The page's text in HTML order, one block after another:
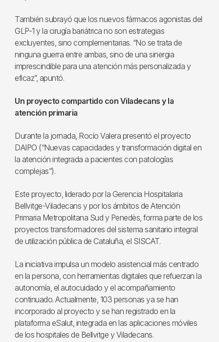
También subrayó que los nuevos fármacos agonistas del
GLP-1 y la cirugía bariátrica no son estrategias
excluyentes, sino complementarias. “No se trata de
ninguna guerra entre ambas, sino de una sinergia
imprescindible para una atención más personalizada y
eficaz”, apuntó.
Un proyecto compartido con Viladecans y la
atención primaria
Durante la jornada, Rocío Valera presentó el proyecto
DAIPO (“Nuevas capacidades y transformación digital en
la atención integrada a pacientes con patologías
complejas”).
Este proyecto, liderado por la Gerencia Hospitalaria
Bellvitge-Viladecans y por los ámbitos de Atención
Primaria Metropolitana Sud y Penedès, forma parte de los
proyectos transformadores del sistema sanitario integral
de utilización pública de Cataluña, el SISCAT.
La iniciativa impulsa un modelo asistencial más centrado
en la persona, con herramientas digitales que refuerzan la
autonomía, el autocuidado y el acompañamiento
continuado. Actualmente, 103 personas ya se han
incorporado al proyecto y se han registrado en la
plataforma eSalut, integrada en las aplicaciones móviles
de los hospitales de Bellvitge y Viladecans.